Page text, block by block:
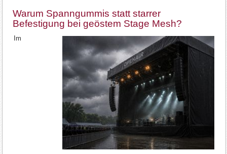
Warum Spanngummis statt starrer
Befestigung bei geöstem Stage Mesh?
Im